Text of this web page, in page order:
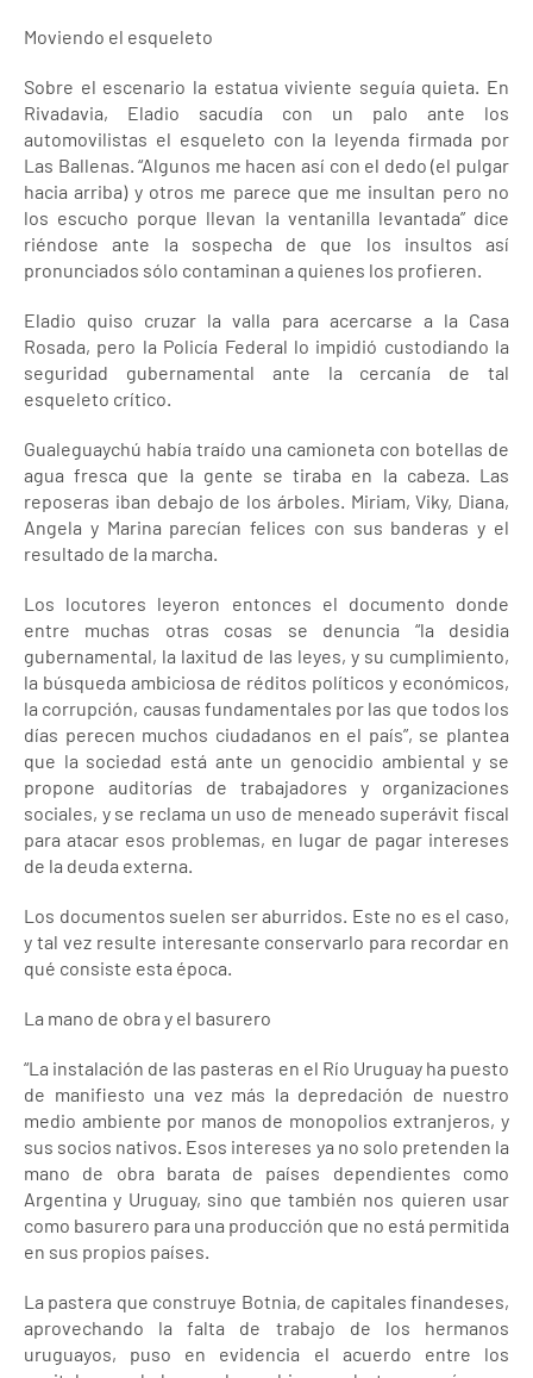
Moviendo el esqueleto
Sobre el escenario la estatua viviente seguía quieta. En
Rivadavia, Eladio sacudía con un palo ante los
automovilistas el esqueleto con la leyenda firmada por
Las Ballenas. “Algunos me hacen así con el dedo (el pulgar
hacia arriba) y otros me parece que me insultan pero no
los escucho porque llevan la ventanilla levantada” dice
riéndose ante la sospecha de que los insultos así
pronunciados sólo contaminan a quienes los profieren.
Eladio quiso cruzar la valla para acercarse a la Casa
Rosada, pero la Policía Federal lo impidió custodiando la
seguridad gubernamental ante la cercanía de tal
esqueleto crítico.
Gualeguaychú había traído una camioneta con botellas de
agua fresca que la gente se tiraba en la cabeza. Las
reposeras iban debajo de los árboles. Miriam, Viky, Diana,
Angela y Marina parecían felices con sus banderas y el
resultado de la marcha.
Los locutores leyeron entonces el documento donde
entre muchas otras cosas se denuncia “la desidia
gubernamental, la laxitud de las leyes, y su cumplimiento,
la búsqueda ambiciosa de réditos políticos y económicos,
la corrupción, causas fundamentales por las que todos los
días perecen muchos ciudadanos en el país”, se plantea
que la sociedad está ante un genocidio ambiental y se
propone auditorías de trabajadores y organizaciones
sociales, y se reclama un uso de meneado superávit fiscal
para atacar esos problemas, en lugar de pagar intereses
de la deuda externa.
Los documentos suelen ser aburridos. Este no es el caso,
y tal vez resulte interesante conservarlo para recordar en
qué consiste esta época.
La mano de obra y el basurero
“La instalación de las pasteras en el Río Uruguay ha puesto
de manifiesto una vez más la depredación de nuestro
medio ambiente por manos de monopolios extranjeros, y
sus socios nativos. Esos intereses ya no solo pretenden la
mano de obra barata de países dependientes como
Argentina y Uruguay, sino que también nos quieren usar
como basurero para una producción que no está permitida
en sus propios países.
La pastera que construye Botnia, de capitales finandeses,
aprovechando la falta de trabajo de los hermanos
uruguayos, puso en evidencia el acuerdo entre los